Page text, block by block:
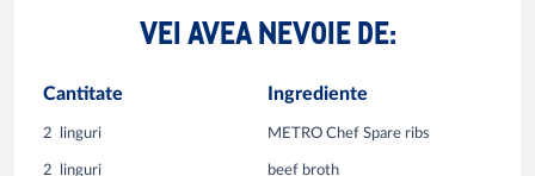
VEI AVEA NEVOIE DE:
Cantitate Ingrediente
2 linguri METRO Chef Spare ribs
2 linguri beef broth